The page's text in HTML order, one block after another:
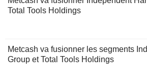
Total Tools Holdings
Metcash va fusionner les segments
Group et Total Tools Holdings